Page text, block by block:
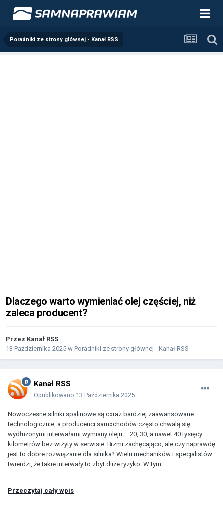
Poradniki ze strony głównej - Kanał RSS
Dlaczego warto wymieniać olej częściej, niż
zaleca producent?
Przez Kanał RSS
13 Października 2025 w Poradniki ze strony głównej - Kanał RSS
Kanał RSS
Opublikowano 13 Października 2025
Nowoczesne silniki spalinowe są coraz bardziej zaawansowane
technologicznie, a producenci samochodów często chwalą się
wydłużonymi interwałami wymiany oleju – 20, 30, a nawet 40 tysięcy
kilometrów bez wizyty w serwisie. Brzmi zachęcająco, ale czy naprawdę
jest to dobre rozwiązanie dla silnika? Wielu mechaników i specjalistów
twierdzi, że takie interwały to zbyt duże ryzyko. W tym...
Przeczytaj cały wpis